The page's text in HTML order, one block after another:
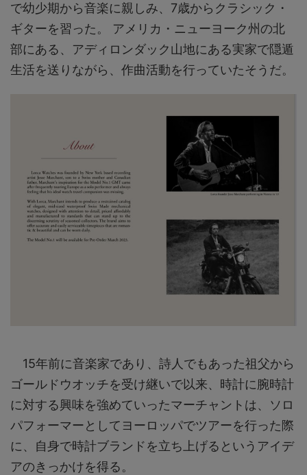
で幼少期から音楽に親しみ、7歳からクラシック・
ギターを習った。 アメリカ・ニューヨーク州の北
部にある、アディロンダック山地にある実家で隠遁
生活を送りながら、作曲活動を行っていたそうだ。
15年前に音楽家であり、詩人でもあった祖父から
ゴールドウオッチを受け継いで以来、時計に腕時計
に対する興味を強めていったマーチャントは、ソロ
パフォーマーとしてヨーロッパでツアーを行った際
に、自身で時計ブランドを立ち上げるというアイデ
アのきっかけを得る。